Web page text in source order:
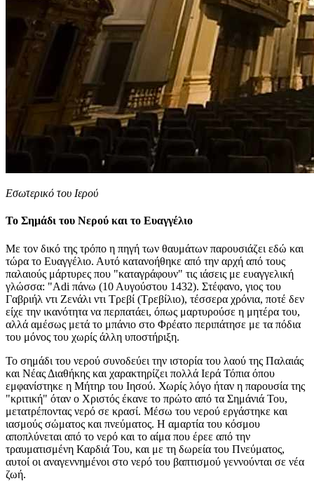
Εσωτερικό του Ιερού
Το Σημάδι του Νερού και το Ευαγγέλιο
Με τον δικό της τρόπο η πηγή των θαυμάτων παρουσιάζει εδώ και
τώρα το Ευαγγέλιο. Αυτό κατανοήθηκε από την αρχή από τους
παλαιούς μάρτυρες που "καταγράφουν" τις ιάσεις με ευαγγελική
γλώσσα: "Adi πάνω (10 Αυγούστου 1432). Στέφανο, γιος του
Γαβριήλ ντι Ζενάλι ντι Τρεβί (Τρεβίλιο), τέσσερα χρόνια, ποτέ δεν
είχε την ικανότητα να περπατάει, όπως μαρτυρούσε η μητέρα του,
αλλά αμέσως μετά το μπάνιο στο Φρέατο περιπάτησε με τα πόδια
του μόνος του χωρίς άλλη υποστήριξη.
Το σημάδι του νερού συνοδεύει την ιστορία του λαού της Παλαιάς
και Νέας Διαθήκης και χαρακτηρίζει πολλά Ιερά Τόπια όπου
εμφανίστηκε η Μήτηρ του Ιησού. Χωρίς λόγο ήταν η παρουσία της
"κριτική" όταν ο Χριστός έκανε το πρώτο από τα Σημάνιά Του,
μετατρέποντας νερό σε κρασί. Μέσω του νερού εργάστηκε και
ιασμούς σώματος και πνεύματος. Η αμαρτία του κόσμου
αποπλύνεται από το νερό και το αίμα που έρεε από την
τραυματισμένη Καρδιά Του, και με τη δωρεία του Πνεύματος,
αυτοί οι αναγεννημένοι στο νερό του βαπτισμού γεννούνται σε νέα
ζωή.